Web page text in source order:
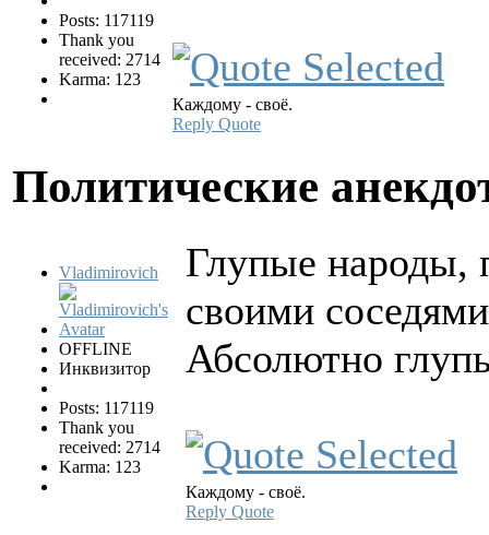
Posts: 117119
Thank you
received: 2714
Karma: 123
Каждому - своё.
Reply Quote
Политические
Vladimirovich
OFFLINE
Инквизитор
Posts: 117119
Thank you
received: 2714
Karma: 123
Глупые народы,
своими
Абсолютно
Каждому - своё.
Reply Quote